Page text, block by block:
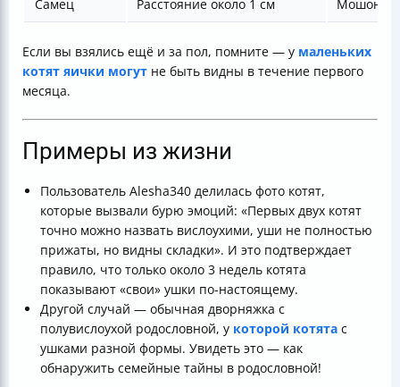
Самец Расстояние около 1 см Мошонка
Если вы взялись ещё и за пол, помните — у маленьких
котят яички могут не быть видны в течение первого
месяца.
Примеры из жизни
Пользователь Alesha340 делилась фото котят,
которые вызвали бурю эмоций: «Первых двух котят
точно можно назвать вислоухими, уши не полностью
прижаты, но видны складки». И это подтверждает
правило, что только около 3 недель котята
показывают «свои» ушки по-настоящему.
Другой случай — обычная дворняжка с
полувислоухой родословной, у которой котята с
ушками разной формы. Увидеть это — как
обнаружить семейные тайны в родословной!